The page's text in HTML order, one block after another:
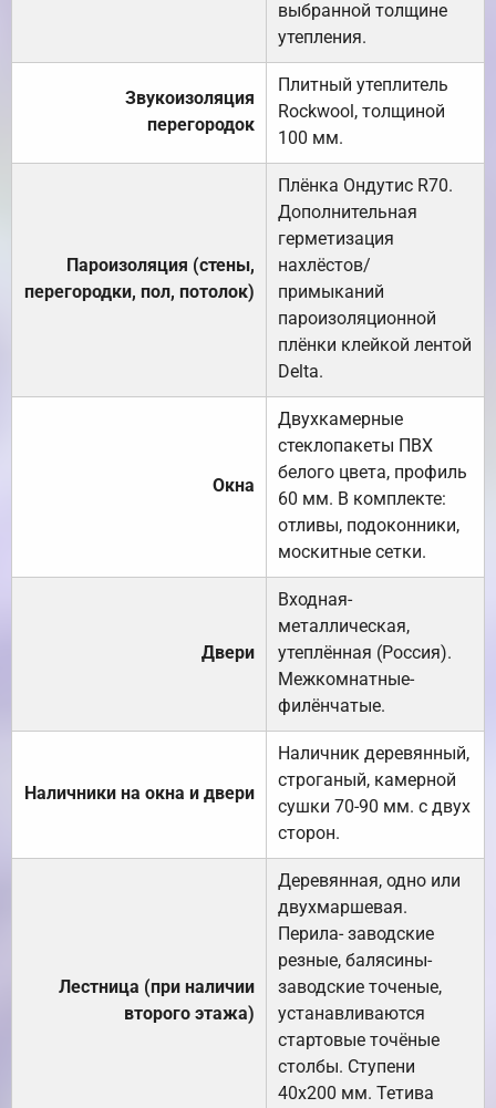
выбранной толщине
утепления.
Звукоизоляция
перегородок
Плитный утеплитель
Rockwool, толщиной
100 мм.
Пароизоляция (стены,
перегородки, пол, потолок)
Плёнка Ондутис R70.
Дополнительная
герметизация
нахлёстов/
примыканий
пароизоляционной
плёнки клейкой лентой
Delta.
Окна
Двухкамерные
стеклопакеты ПВХ
белого цвета, профиль
60 мм. В комплекте:
отливы, подоконники,
москитные сетки.
Двери
Входная-
металлическая,
утеплённая (Россия).
Межкомнатные-
филёнчатые.
Наличники на окна и двери
Наличник деревянный,
строганый, камерной
сушки 70-90 мм. с двух
сторон.
Лестница (при наличии
второго этажа)
Деревянная, одно или
двухмаршевая.
Перила- заводские
резные, балясины-
заводские точеные,
устанавливаются
стартовые точёные
столбы. Ступени
40х200 мм. Тетива